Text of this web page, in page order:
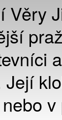
Věry